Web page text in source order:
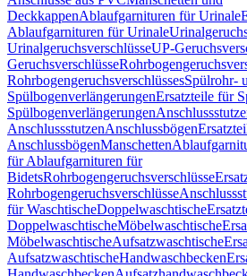
DeckkappenAblaufgarnituren für Urinale
Ablaufgarnituren für Urinale
UrinalgeruchsverschlüsseUP-
Geruchsverschlüsse
RohrbogengeruchsverschlüssesSpülrohr-
SpülbogenverlängerungenErsatzteile für
Spülbogenverlängerungen
AnschlussstutzenAnschlussbögen
AnschlussbögenManschetten
für Ablaufgarnituren für
BidetsRohrbogengeruchsverschlüsse
Rohrbogengeruchsverschlüsse
für WaschtischeDoppelwaschtische
DoppelwaschtischeMöbelwaschtische
MöbelwaschtischeAufsatzwaschtische
AufsatzwaschtischeHandwaschbecken